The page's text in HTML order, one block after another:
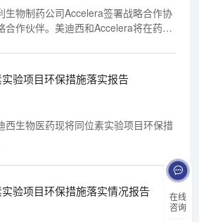
在线
咨询
生物制药公司Accelera签署战略合作协
合作伙伴。美迪西和Accelera将在药物
迪西将提供药物发现研究服务。此外，
强同位素服务的合作。
验项目环保措施落实报告
西生物医药现将同位素实验项目环保措
验项目环保措施落实情况报告